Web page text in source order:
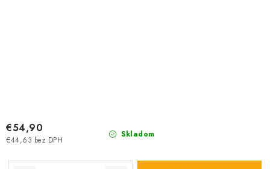
Skladom
€44,63 bez DPH
€54,90